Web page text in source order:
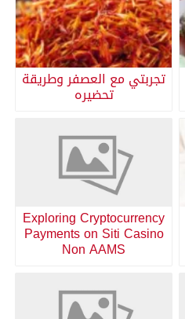
تجربتي مع العصفر وطريقة
تحضيره
Exploring Cryptocurrency
Payments on Siti Casino
Non AAMS